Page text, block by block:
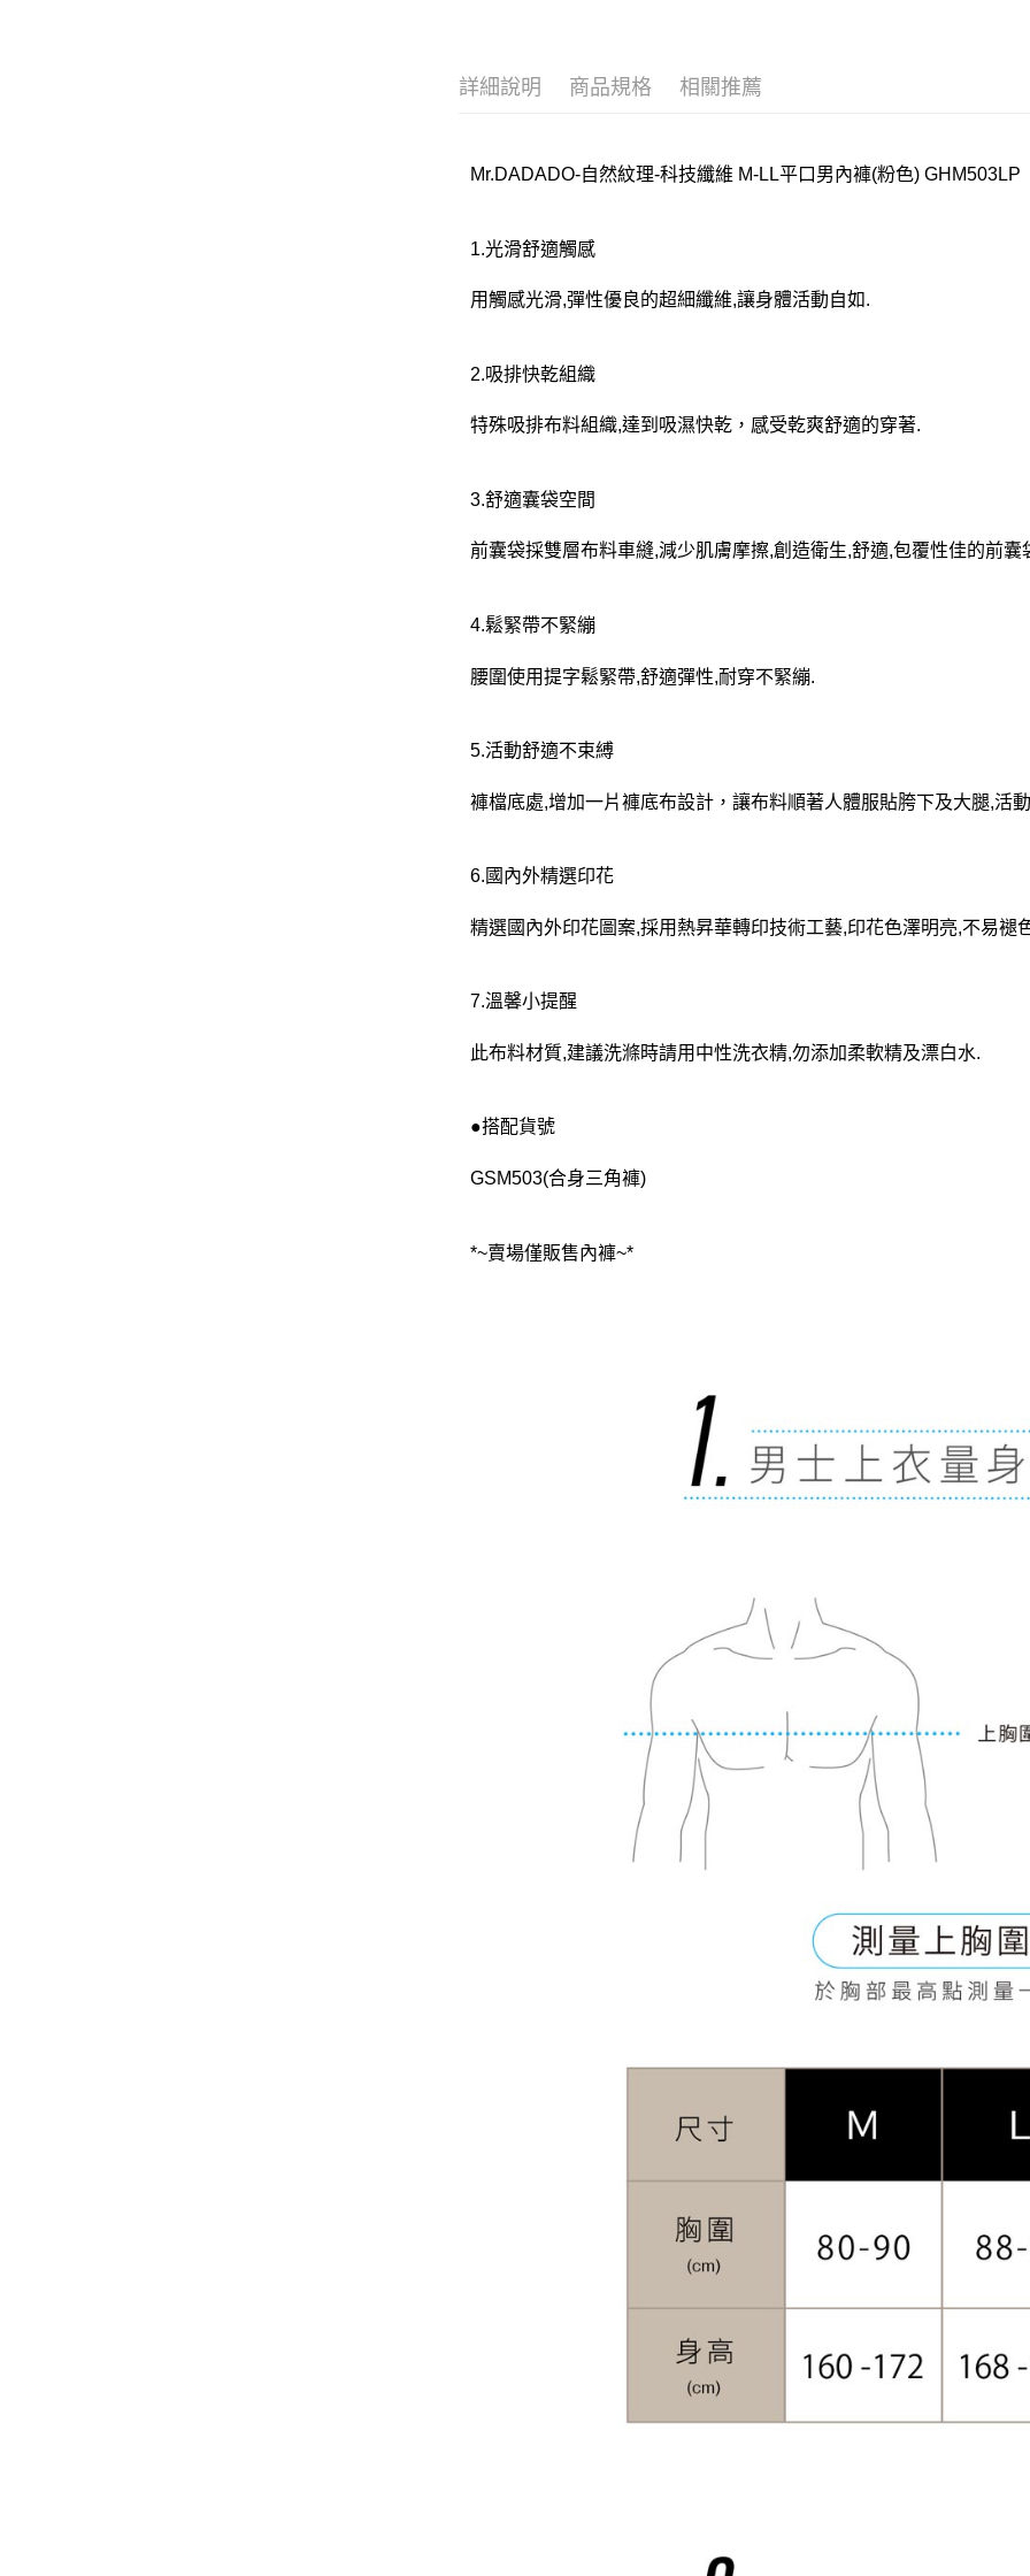
詳細說明 商品規格 相關推薦
Mr.DADADO-自然紋理-科技纖維 M-LL平口男內褲(粉色) GHM503LP
1.光滑舒適觸感
用觸感光滑,彈性優良的超細纖維,讓身體活動自如.
2.吸排快乾組織
特殊吸排布料組織,達到吸濕快乾，感受乾爽舒適的穿著.
3.舒適囊袋空間
前囊袋採雙層布料車縫,減少肌膚摩擦,創造衛生,舒適,包覆性佳的前囊
4.鬆緊帶不緊繃
腰圍使用提字鬆緊帶,舒適彈性,耐穿不緊繃.
5.活動舒適不束縛
褲檔底處,增加一片褲底布設計，讓布料順著人體服貼胯下及大腿,活
6.國內外精選印花
精選國內外印花圖案,採用熱昇華轉印技術工藝,印花色澤明亮,不易褪
7.溫馨小提醒
此布料材質,建議洗滌時請用中性洗衣精,勿添加柔軟精及漂白水.
●搭配貨號
GSM503(合身三角褲)
*~賣場僅販售內褲~*